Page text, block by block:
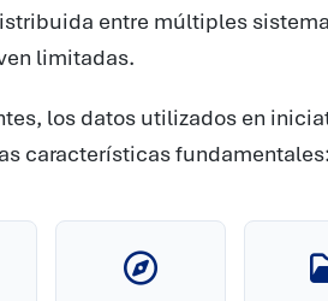
entre múltiples
limitadas.
los datos utilizados en
características fundamentales: